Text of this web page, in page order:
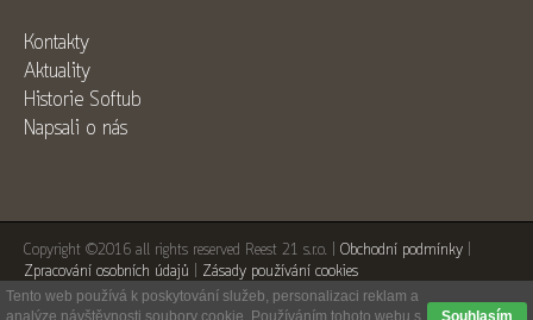
Tento web používá k poskytování služeb, personalizaci reklam a
analýze návštěvnosti soubory cookie. Používáním tohoto webu s
Souhlasím
Kontakty
Aktuality
Historie Softub
Napsali o nás
Copyright ©2016 all rights reserved Reest 21 s.r.o. | Obchodní podmínky
Zpracování osobních údajů
Zásady používání cookies